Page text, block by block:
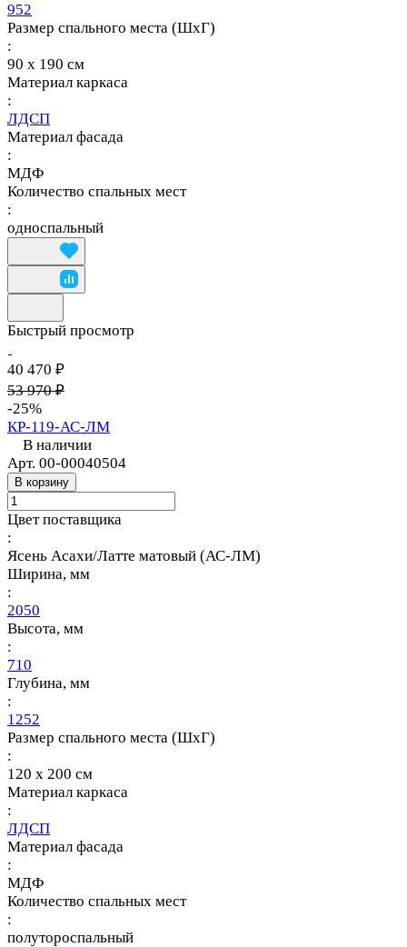
952
Размер спального места (ШхГ)
:
90 х 190 см
Материал каркаса
:
ЛДСП
Материал фасада
:
МДФ
Количество спальных мест
:
односпальный
Быстрый просмотр
40 470 ₽
53 970 ₽
-25%
КР-119-АС-ЛМ
В наличии
Арт. 00-00040504
В корзину
Цвет поставщика
:
Ясень Асахи/Латте матовый (АС-ЛМ)
Ширина, мм
:
2050
Высота, мм
:
710
Глубина, мм
:
1252
Размер спального места (ШхГ)
:
120 х 200 см
Материал каркаса
:
ЛДСП
Материал фасада
:
МДФ
Количество спальных мест
:
полутороспальный